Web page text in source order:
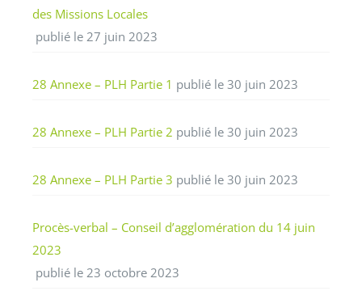
des Missions Locales
publié le 27 juin 2023
28 Annexe – PLH Partie 1 publié le 30 juin 2023
28 Annexe – PLH Partie 2 publié le 30 juin 2023
28 Annexe – PLH Partie 3 publié le 30 juin 2023
Procès-verbal – Conseil d’agglomération du 14 juin
2023
publié le 23 octobre 2023